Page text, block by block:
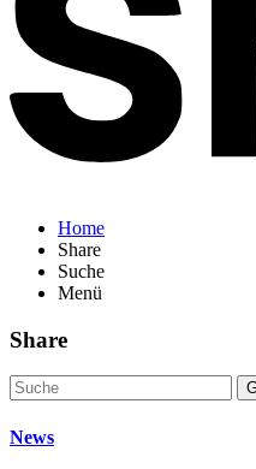
Home
Share
Suche
Menü
Share
News